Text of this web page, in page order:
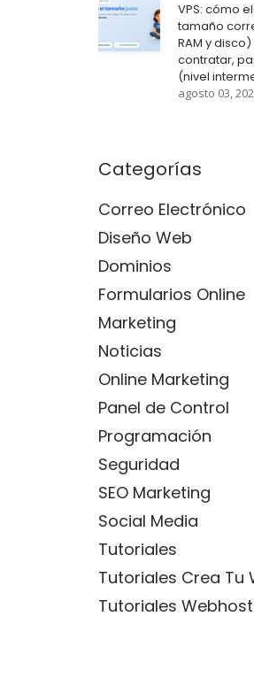
VPS: cómo
tamaño
RAM y
contratar,
(nivel
agosto 03,
Categorías
Correo Electrónico
Diseño Web
Dominios
Formularios Online
Marketing
Noticias
Online Marketing
Panel de Control
Programación
Seguridad
SEO Marketing
Social Media
Tutoriales
Tutoriales Crea Tu
Tutoriales